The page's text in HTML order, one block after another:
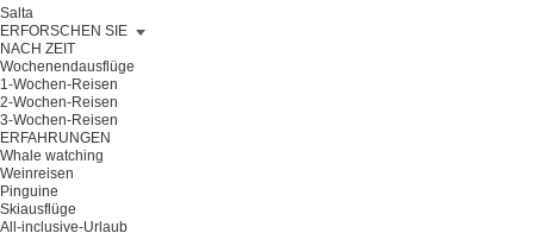
Salta
ERFORSCHEN SIE
NACH ZEIT
Wochenendausflüge
1-Wochen-Reisen
2-Wochen-Reisen
3-Wochen-Reisen
ERFAHRUNGEN
Whale watching
Weinreisen
Pinguine
Skiausflüge
All-inclusive-Urlaub